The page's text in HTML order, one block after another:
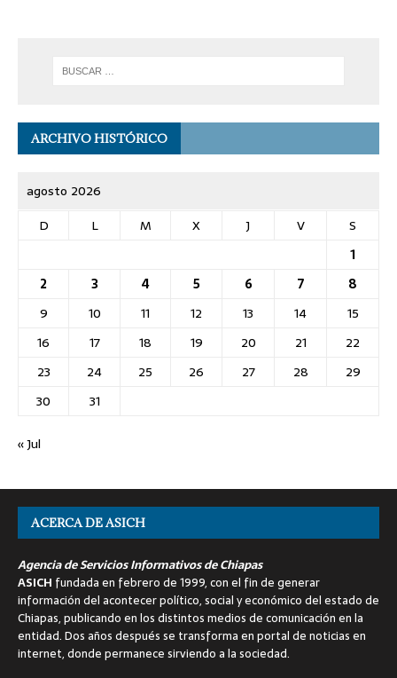
ARCHIVO HISTÓRICO
agosto 2026
D
L M X J V
S
1
2
3 4 5 6 7
8
9
10 11 12 13 14
15
16
17 18 19 20 21
22
23
24 25 26 27 28
29
30
31
« Jul
ACERCA DE ASICH
Agencia de Servicios Informativos de Chiapas
ASICH fundada en febrero de 1999, con el fin de generar
información del acontecer político, social y económico del estado de
Chiapas, publicando en los distintos medios de comunicación en la
entidad. Dos años después se transforma en portal de noticias en
internet, donde permanece sirviendo a la sociedad.